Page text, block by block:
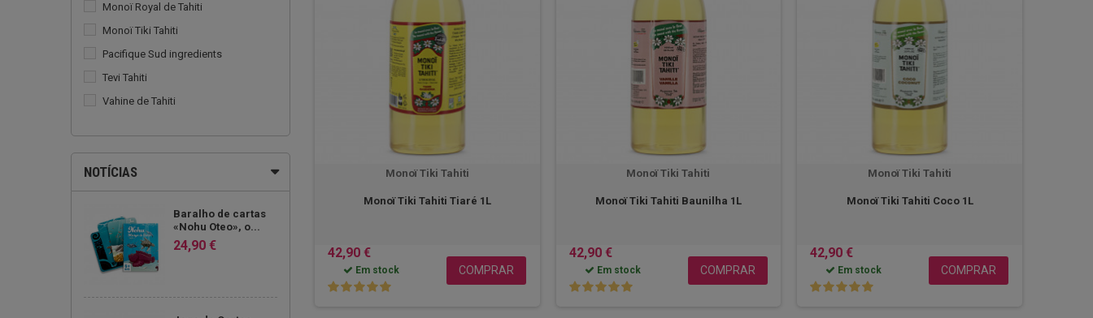
Monoï Royal de Tahiti
Monoï Tiki Tahiti
Pacifique Sud ingredients
Tevi Tahiti
Vahine de Tahiti
NOTÍCIAS
Baralho de cartas
«Nohu Oteo», o...
24,90 €
Monoï Tiki Tahiti
Monoï Tiki Tahiti Tiaré 1L
42,90 €
Em stock COMPRAR
Monoï Tiki Tahiti
Monoï Tiki Tahiti Baunilha 1L
42,90 €
Em stock COMPRAR
Monoï Tiki Tahiti
Monoï Tiki Tahiti Coco 1L
42,90 €
Em stock COMPRAR